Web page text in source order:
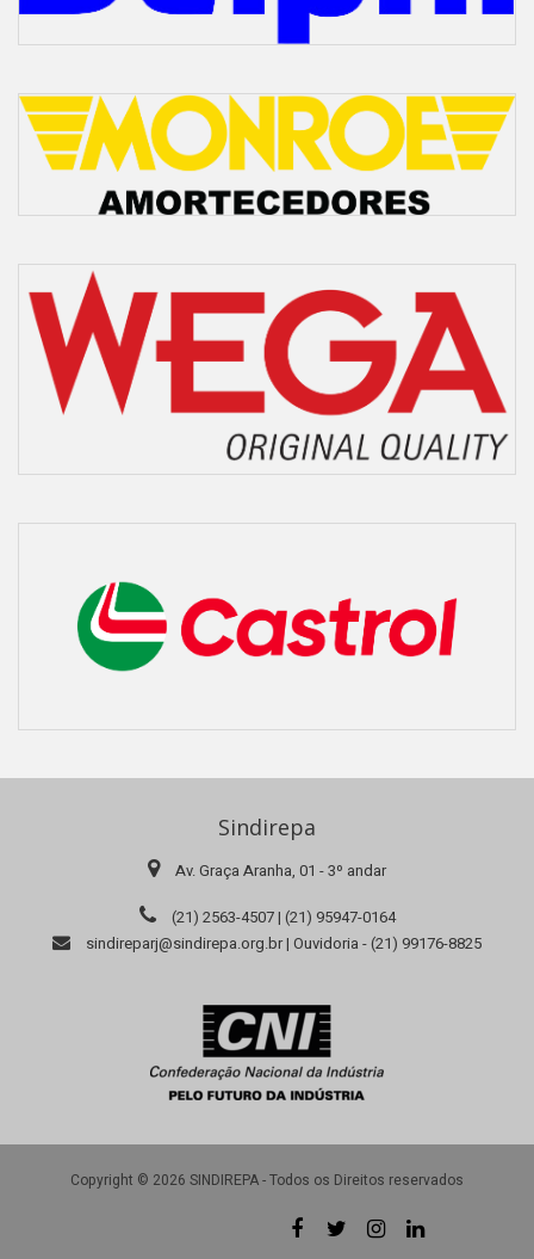
Sindirepa
Av. Graça Aranha, 01 - 3º andar
(21) 2563-4507 | (21) 95947-0164
sindireparj@sindirepa.org.br | Ouvidoria - (21) 99176-8825
Copyright © 2026 SINDIREPA - Todos os Direitos reservados